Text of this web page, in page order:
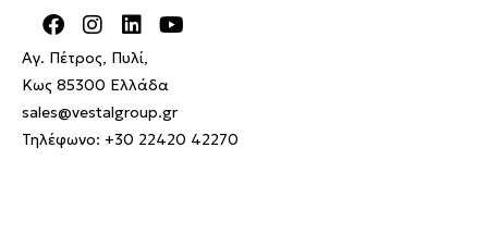
Αγ. Πέτρος, Πυλί,
Κως 85300 Ελλάδα
sales@vestalgroup.gr
Τηλέφωνο: +30 22420 42270